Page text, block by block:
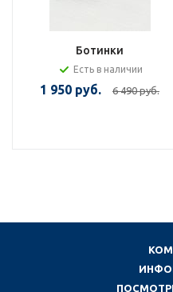
Ботинки
Есть в наличии
1 950 руб. 6 490 руб.